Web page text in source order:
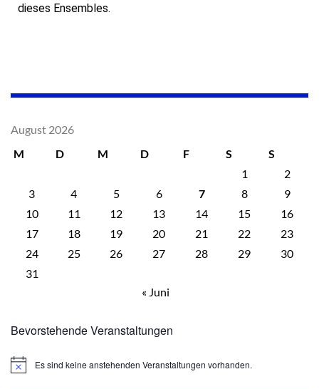
dieses Ensembles.
August 2026
M
D M D F S
S
1
2
3
4 5 6 7 8
9
10
11 12 13 14 15
16
17
18 19 20 21 22
23
24
25 26 27 28 29
30
31
« Juni
Bevorstehende Veranstaltungen
HinweisEs sind keine anstehenden Veranstaltungen vorhanden.